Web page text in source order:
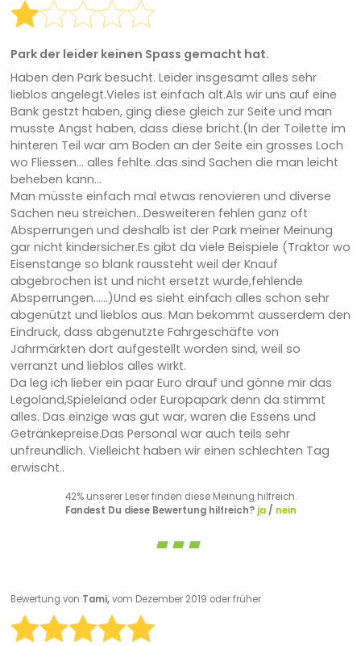
Park der leider keinen Spass gemacht hat.
Haben den Park besucht. Leider insgesamt alles sehr
lieblos angelegt.Vieles ist einfach alt.Als wir uns auf eine
Bank gestzt haben, ging diese gleich zur Seite und man
musste Angst haben, dass diese bricht.(In der Toilette im
hinteren Teil war am Boden an der Seite ein grosses Loch
wo Fliessen... alles fehlte..das sind Sachen die man leicht
beheben kann...
Man müsste einfach mal etwas renovieren und diverse
Sachen neu streichen...Desweiteren fehlen ganz oft
Absperrungen und deshalb ist der Park meiner Meinung
gar nicht kindersicher.Es gibt da viele Beispiele (Traktor wo
Eisenstange so blank raussteht weil der Knauf
abgebrochen ist und nicht ersetzt wurde,fehlende
Absperrungen......)Und es sieht einfach alles schon sehr
abgenützt und lieblos aus. Man bekommt ausserdem den
Eindruck, dass abgenutzte Fahrgeschäfte von
Jahrmärkten dort aufgestellt worden sind, weil so
verranzt und lieblos alles wirkt.
Da leg ich lieber ein paar Euro drauf und gönne mir das
Legoland,Spieleland oder Europapark denn da stimmt
alles. Das einzige was gut war, waren die Essens und
Getränkepreise.Das Personal war auch teils sehr
unfreundlich. Vielleicht haben wir einen schlechten Tag
erwischt..
42% unserer Leser finden diese Meinung hilfreich.
Fandest Du diese Bewertung hilfreich? ja/ nein
Bewertung von Tami,vom Dezember 2019 oder früher